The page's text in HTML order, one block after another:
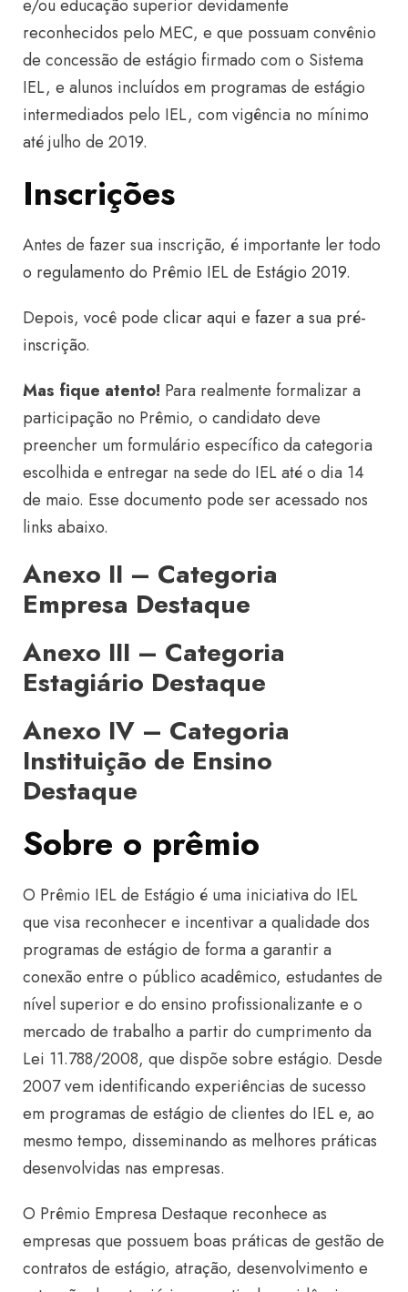
e/ou educação superior devidamente
reconhecidos pelo MEC, e que possuam convênio
de concessão de estágio firmado com o Sistema
IEL, e alunos incluídos em programas de estágio
intermediados pelo IEL, com vigência no mínimo
até julho de 2019.
Inscrições
Antes de fazer sua inscrição, é importante ler todo
o regulamento do Prêmio IEL de Estágio 2019.
Depois, você pode clicar aqui e fazer a sua pré-
inscrição.
Mas fique atento! Para realmente formalizar a
participação no Prêmio, o candidato deve
preencher um formulário específico da categoria
escolhida e entregar na sede do IEL até o dia 14
de maio. Esse documento pode ser acessado nos
links abaixo.
Anexo II – Categoria
Empresa Destaque
Anexo III – Categoria
Estagiário Destaque
Anexo IV – Categoria
Instituição de Ensino
Destaque
Sobre o prêmio
O Prêmio IEL de Estágio é uma iniciativa do IEL
que visa reconhecer e incentivar a qualidade dos
programas de estágio de forma a garantir a
conexão entre o público acadêmico, estudantes de
nível superior e do ensino profissionalizante e o
mercado de trabalho a partir do cumprimento da
Lei 11.788/2008, que dispõe sobre estágio. Desde
2007 vem identificando experiências de sucesso
em programas de estágio de clientes do IEL e, ao
mesmo tempo, disseminando as melhores práticas
desenvolvidas nas empresas.
O Prêmio Empresa Destaque reconhece as
empresas que possuem boas práticas de gestão de
contratos de estágio, atração, desenvolvimento e